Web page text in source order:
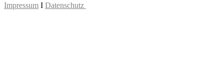
Impressum I Datenschutz